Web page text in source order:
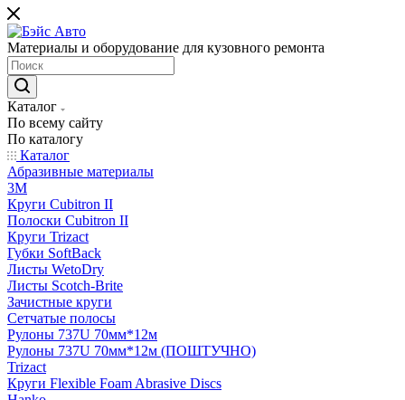
Материалы и оборудование для кузовного ремонта
Каталог
По всему сайту
По каталогу
Каталог
Абразивные материалы
3M
Круги Cubitron II
Полоски Cubitron II
Круги Trizact
Губки SoftBack
Листы WetoDry
Листы Scotch-Brite
Зачистные круги
Сетчатые полосы
Рулоны 737U 70мм*12м
Рулоны 737U 70мм*12м (ПОШТУЧНО)
Trizact
Круги Flexible Foam Abrasive Discs